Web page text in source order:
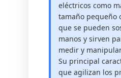
eléctricos como
tamaño pequeño
que se pueden
manos y sirven
medir y
Su principal
que agilizan los